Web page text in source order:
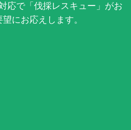
応で「伐採レスキュー」がお
にお応えします。